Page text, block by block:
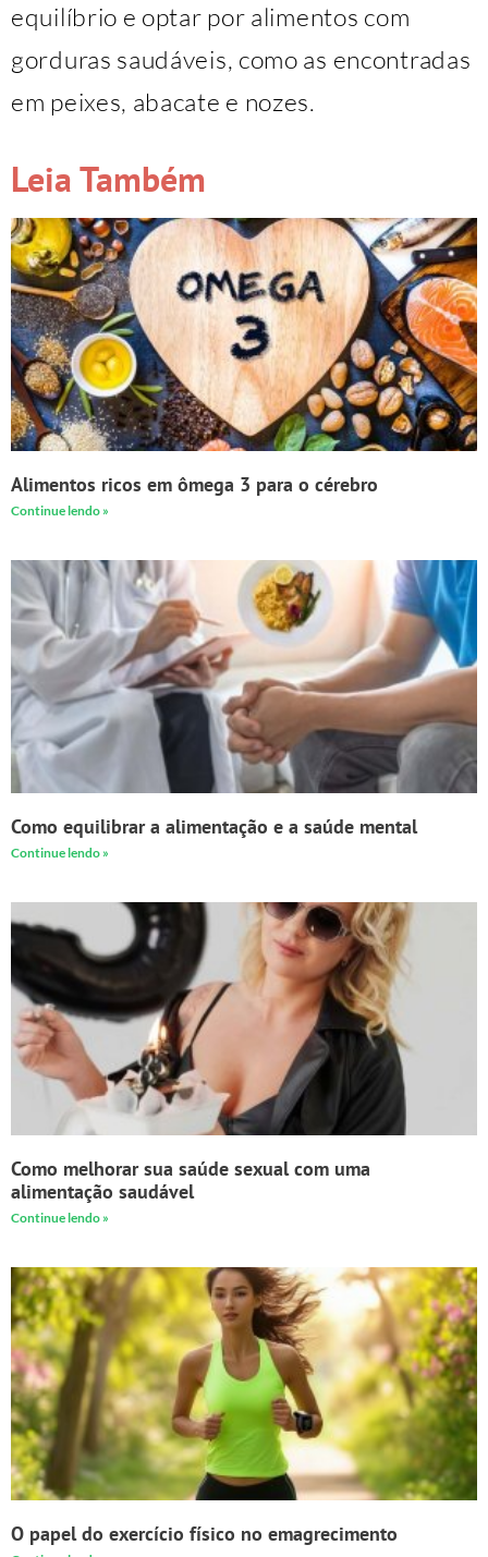
equilíbrio e optar por alimentos com
gorduras saudáveis, como as encontradas
em peixes, abacate e nozes.
Leia Também
Alimentos ricos em ômega 3 para o cérebro
Continue lendo »
Como equilibrar a alimentação e a saúde mental
Continue lendo »
Como melhorar sua saúde sexual com uma
alimentação saudável
Continue lendo »
O papel do exercício físico no emagrecimento